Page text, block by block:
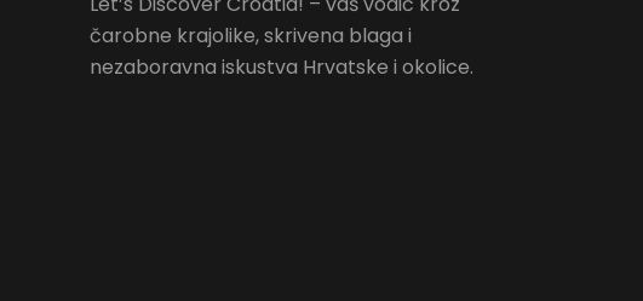
čarobne krajolike, skrivena blaga i
nezaboravna iskustva Hrvatske i okolice.